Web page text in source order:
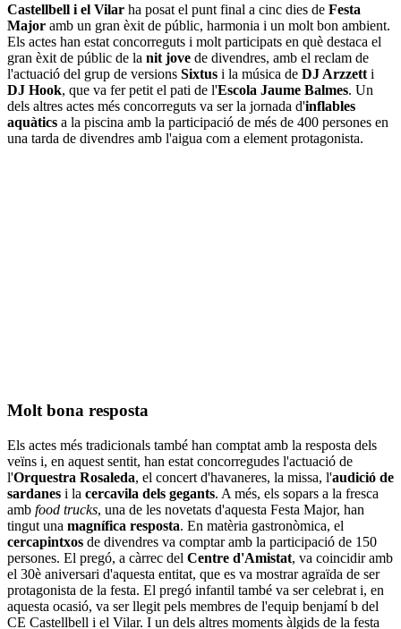
Castellbell i el Vilar ha posat el punt final a cinc dies de Festa
Major amb un gran èxit de públic, harmonia i un molt bon ambient.
Els actes han estat concorreguts i molt participats en què destaca el
gran èxit de públic de la nit jove de divendres, amb el reclam de
l'actuació del grup de versions Sixtus i la música de DJ Arzzett i
DJ Hook, que va fer petit el pati de l'Escola Jaume Balmes. Un
dels altres actes més concorreguts va ser la jornada d'inflables
aquàtics a la piscina amb la participació de més de 400 persones en
una tarda de divendres amb l'aigua com a element protagonista.
Molt bona resposta
Els actes més tradicionals també han comptat amb la resposta dels
veïns i, en aquest sentit, han estat concorregudes l'actuació de
l'Orquestra Rosaleda, el concert d'havaneres, la missa, l'audició de
sardanes i la cercavila dels gegants. A més, els sopars a la fresca
amb food trucks, una de les novetats d'aquesta Festa Major, han
tingut una magnífica resposta. En matèria gastronòmica, el
cercapintxos de divendres va comptar amb la participació de 150
persones. El pregó, a càrrec del Centre d'Amistat, va coincidir amb
el 30è aniversari d'aquesta entitat, que es va mostrar agraïda de ser
protagonista de la festa. El pregó infantil també va ser celebrat i, en
aquesta ocasió, va ser llegit pels membres de l'equip benjamí b del
CE Castellbell i el Vilar. I un dels altres moments àlgids de la festa